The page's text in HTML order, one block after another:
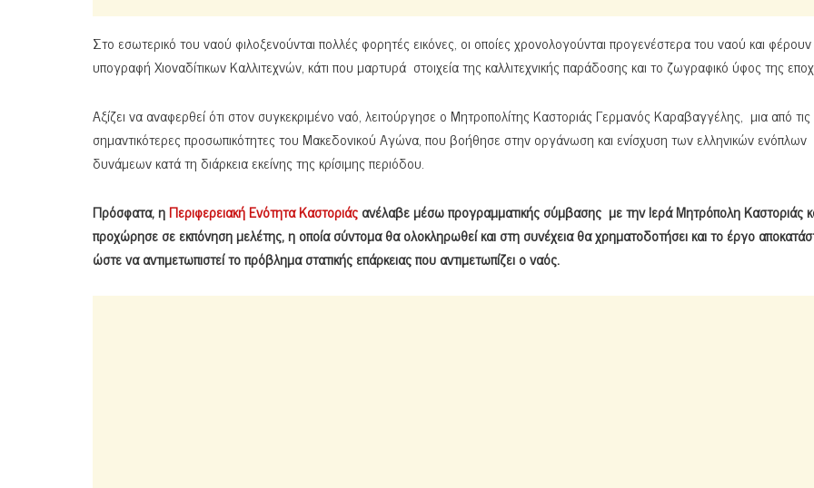
Στο εσωτερικό του ναού φιλοξενούνται πολλές φορητές εικόνες, οι οποίες χρονολογούνται προγενέστερα του ναού και
υπογραφή Χιοναδίτικων Καλλιτεχνών, κάτι που μαρτυρά στοιχεία της καλλιτεχνικής παράδοσης και το ζωγραφικό ύφος της
Αξίζει να αναφερθεί ότι στον συγκεκριμένο ναό, λειτούργησε ο Μητροπολίτης Καστοριάς Γερμανός Καραβαγγέλης, μια από τις
σημαντικότερες προσωπικότητες του Μακεδονικού Αγώνα, που βοήθησε στην οργάνωση και ενίσχυση των ελληνικών ενόπλων
δυνάμεων κατά τη διάρκεια εκείνης της κρίσιμης περιόδου.
Πρόσφατα, ηΠεριφερειακή Ενότητα Καστοριάςανέλαβε μέσω προγραμματικής σύμβασης με την Ιερά Μητρόπολη Καστοριάς
προχώρησε σε εκπόνηση μελέτης, η οποία σύντομα θα ολοκληρωθεί και στη συνέχεια θα χρηματοδοτήσει και το έργο
ώστε να αντιμετωπιστεί το πρόβλημα στατικής επάρκειας που αντιμετωπίζει ο ναός.